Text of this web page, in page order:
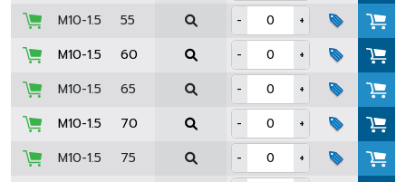
M10-1.5 55 -
+
M10-1.5
60 -
+
M10-1.5
65 -
+
M10-1.5
70 -
+
M10-1.5
75 -
+